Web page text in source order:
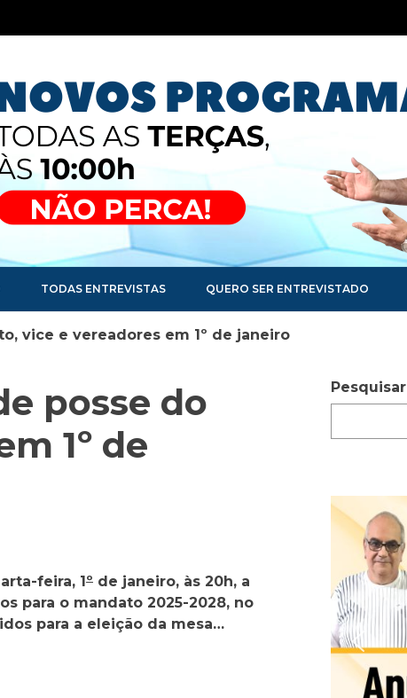
TODAS ENTREVISTAS QUERO SER ENTREVISTADO
vice e vereadores em 1º de janeiro
posse do
1º de
feira, 1º de janeiro, às 20h, a
para o mandato 2025-2028, no
para a eleição da mesa…
Pesquisar